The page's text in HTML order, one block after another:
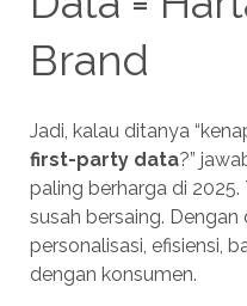
Brand
Jadi, kalau ditanya
first-party data?”
paling berharga di
susah bersaing. Dengan
personalisasi, efisiensi,
dengan konsumen.